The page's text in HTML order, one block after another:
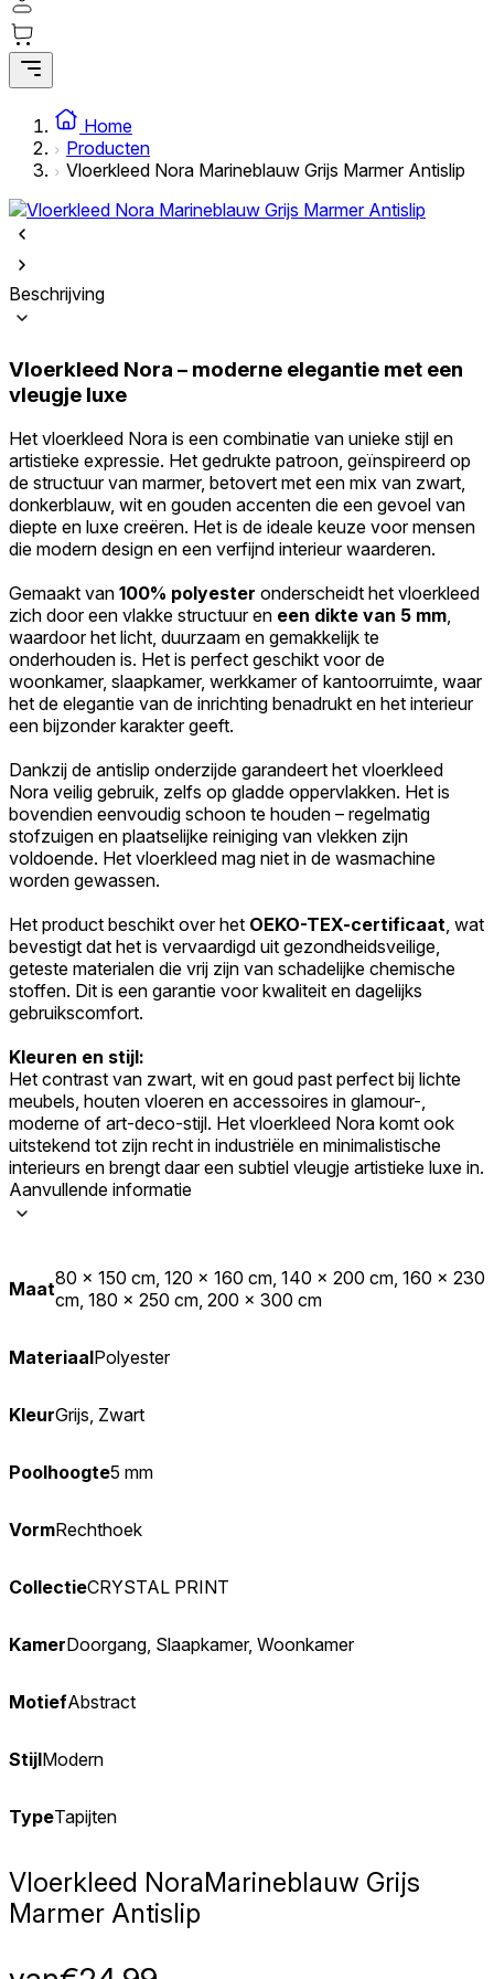
Home
Producten
Vloerkleed Nora Marineblauw Grijs Marmer Antislip
Beschrijving
Vloerkleed Nora – moderne elegantie met een
vleugje luxe
Het vloerkleed Nora is een combinatie van unieke stijl en
artistieke expressie. Het gedrukte patroon, geïnspireerd op
de structuur van marmer, betovert met een mix van zwart,
donkerblauw, wit en gouden accenten die een gevoel van
diepte en luxe creëren. Het is de ideale keuze voor mensen
die modern design en een verfijnd interieur waarderen.
Gemaakt van 100% polyester onderscheidt het vloerkleed
zich door een vlakke structuur en een dikte van 5 mm,
waardoor het licht, duurzaam en gemakkelijk te
onderhouden is. Het is perfect geschikt voor de
woonkamer, slaapkamer, werkkamer of kantoorruimte, waar
het de elegantie van de inrichting benadrukt en het interieur
een bijzonder karakter geeft.
Dankzij de antislip onderzijde garandeert het vloerkleed
Nora veilig gebruik, zelfs op gladde oppervlakken. Het is
bovendien eenvoudig schoon te houden – regelmatig
stofzuigen en plaatselijke reiniging van vlekken zijn
voldoende. Het vloerkleed mag niet in de wasmachine
worden gewassen.
Het product beschikt over het OEKO-TEX-certificaat, wat
bevestigt dat het is vervaardigd uit gezondheidsveilige,
geteste materialen die vrij zijn van schadelijke chemische
stoffen. Dit is een garantie voor kwaliteit en dagelijks
gebruikscomfort.
Kleuren en stijl:
Het contrast van zwart, wit en goud past perfect bij lichte
meubels, houten vloeren en accessoires in glamour-,
moderne of art-deco-stijl. Het vloerkleed Nora komt ook
uitstekend tot zijn recht in industriële en minimalistische
interieurs en brengt daar een subtiel vleugje artistieke luxe in.
Aanvullende informatie
Maat80 x 150 cm, 120 x 160 cm, 140 x 200 cm, 160 x 230
cm, 180 x 250 cm, 200 x 300 cm
MateriaalPolyester
KleurGrijs, Zwart
Poolhoogte5 mm
VormRechthoek
CollectieCRYSTAL PRINT
KamerDoorgang, Slaapkamer, Woonkamer
MotiefAbstract
StijlModern
TypeTapijten
Vloerkleed NoraMarineblauw Grijs
Marmer Antislip
Statistieken
Statistische cookies helpen website-eigenaren te begrijpen hoe
bezoekers omgaan met websites door anoniem informatie te
verzamelen en te rapporteren.
Marketingcookies worden gebruikt om gebruikers over websites te
Niet-geclassificeerde cookies zijn cookies die in het proces van
classificatie zijn, samen met de aanbieders van de individuele cookies.
Weiger
Sla mijn voorkeuren op
Accepteer alles